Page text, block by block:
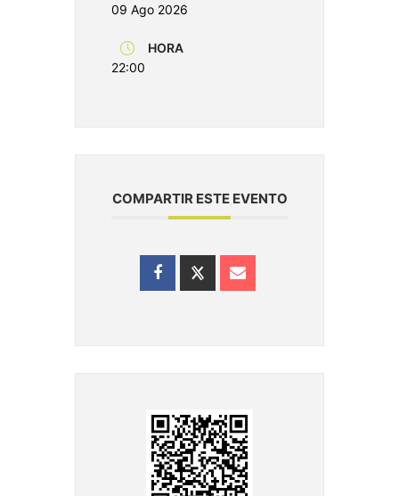
09 Ago 2026
HORA
22:00
COMPARTIR ESTE EVENTO